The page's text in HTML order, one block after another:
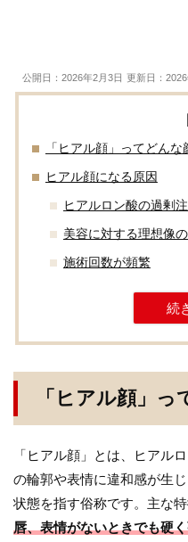
公開日：2026年2月3日 更新日：
「ヒアル顔」ってどんな
ヒアル顔になる原因
ヒアルロン酸の過剰注
美容に対する理想像
施術回数が頻繁
続
「ヒアル顔」っ
「ヒアル顔」とは、ヒアル
の輪郭や表情に違和感が生
状態を指す俗称です。主な特
唇、表情がないときでも硬